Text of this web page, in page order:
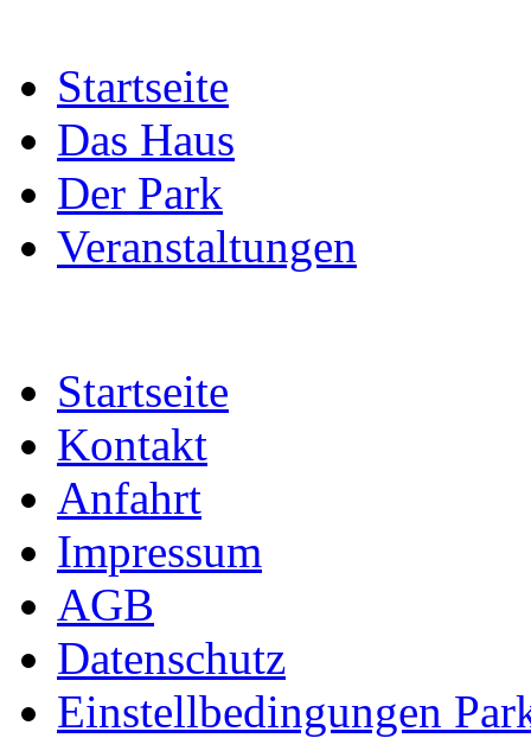
Startseite
Das Haus
Der Park
Veranstaltungen
Startseite
Kontakt
Anfahrt
Impressum
AGB
Datenschutz
Einstellbedingungen